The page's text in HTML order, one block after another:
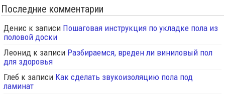
Последние комментарии
Денис к записи Пошаговая инструкция по укладке пола из
половой доски
Леонид к записи Разбираемся, вреден ли виниловый пол
для здоровья
Глеб к записи Как сделать звукоизоляцию пола под
ламинат